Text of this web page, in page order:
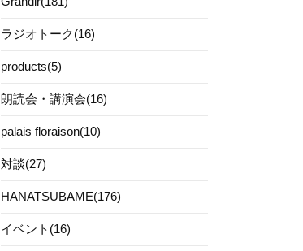
ラジオトーク(16)
products(5)
朗読会・講演会(16)
palais floraison(10)
対談(27)
HANATSUBAME(176)
イベント(16)